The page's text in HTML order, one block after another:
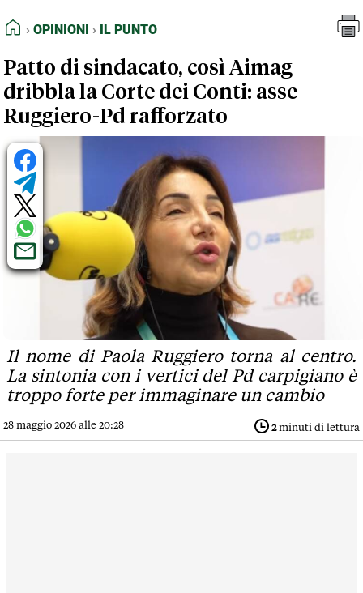
FEED RSS
NORMATIVE DEONTOLOGICHE
TERMINI e CONDIZIONI
HOME
OPINIONI IL PUNTO
Patto di sindacato, così Aimag
dribbla la Corte dei Conti: asse
Ruggiero-Pd rafforzato
Il nome di Paola Ruggiero torna al centro.
La sintonia con i vertici del Pd carpigiano è
troppo forte per immaginare un cambio
28 maggio 2026 alle 20:28 2minuti di lettura